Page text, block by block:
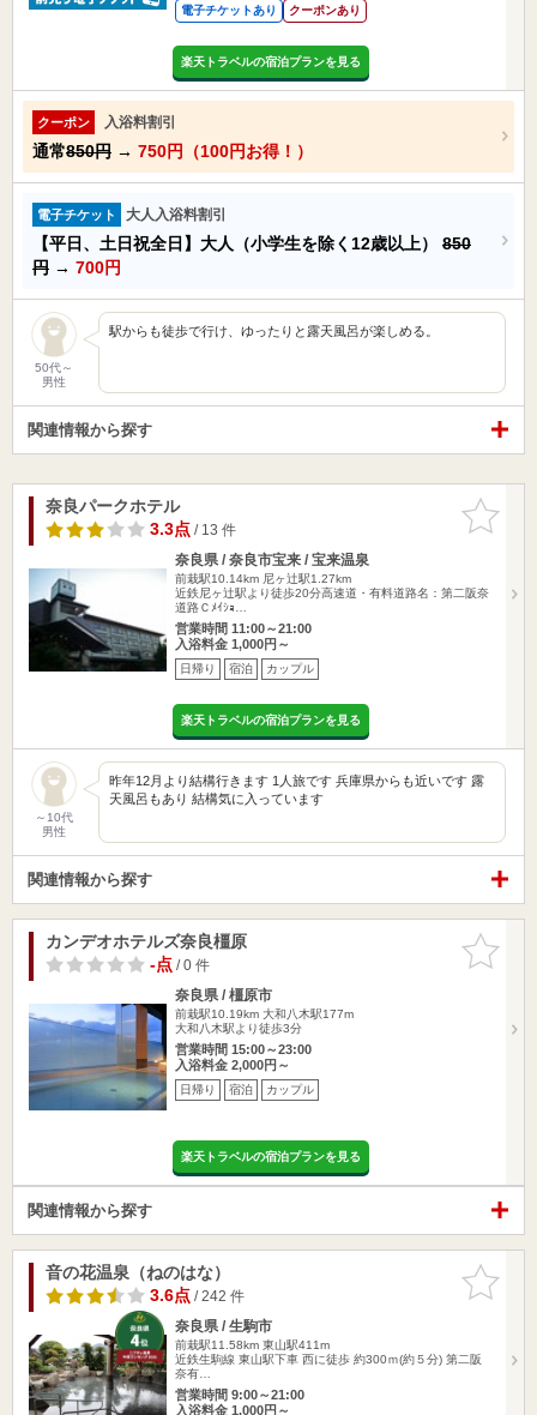
電子チケットあり クーポンあり
楽天トラベルの宿泊プランを見る
クーポン 入浴料割引
通常850円 → 750円（100円お得！）
電子チケット 大人入浴料割引
【平日、土日祝全日】大人（小学生を除く12歳以上） 850
円 → 700円
50代～
男性
駅からも徒歩で行け、ゆったりと露天風呂が楽しめる。
関連情報から探す
お気に入
りに追加
奈良パークホテル
3.3点/ 13 件
奈良県 / 奈良市宝来 / 宝来温泉
前栽駅10.14km 尼ヶ辻駅1.27km
近鉄尼ヶ辻駅より徒歩20分高速道・有料道路名：第二阪奈
道路Ｃﾒｲｼｮ…
営業時間 11:00～21:00
入浴料金 1,000円～
日帰り 宿泊 カップル
楽天トラベルの宿泊プランを見る
～10代
男性
昨年12月より結構行きます 1人旅です 兵庫県からも近いです 露
天風呂もあり 結構気に入っています
関連情報から探す
お気に入
りに追加
カンデオホテルズ奈良橿原
-点/ 0 件
奈良県 / 橿原市
前栽駅10.19km 大和八木駅177m
大和八木駅より徒歩3分
営業時間 15:00～23:00
入浴料金 2,000円～
日帰り 宿泊 カップル
楽天トラベルの宿泊プランを見る
関連情報から探す
お気に入
りに追加
音の花温泉（ねのはな）
3.6点/ 242 件
奈良県 / 生駒市
前栽駅11.58km 東山駅411m
近鉄生駒線 東山駅下車 西に徒歩 約300ｍ(約５分) 第二阪
奈有…
営業時間 9:00～21:00
入浴料金 1,000円～